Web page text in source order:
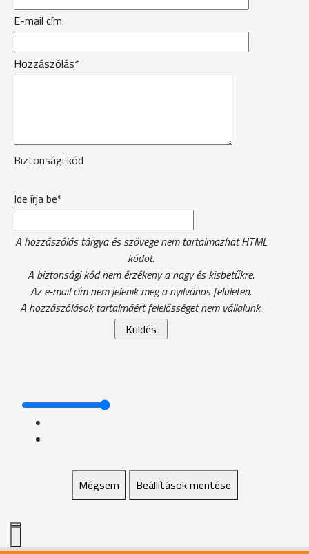
E-mail cím
Hozzászólás*
Biztonsági kód
Ide írja be*
A hozzászólás tárgya és szövege nem tartalmazhat HTML
kódot.
A biztonsági kód nem érzékeny a nagy és kisbetűkre.
Az e-mail cím nem jelenik meg a nyilvános felületen.
A hozzászólások tartalmáért felelősséget nem vállalunk.
Mégsem Beállítások mentése